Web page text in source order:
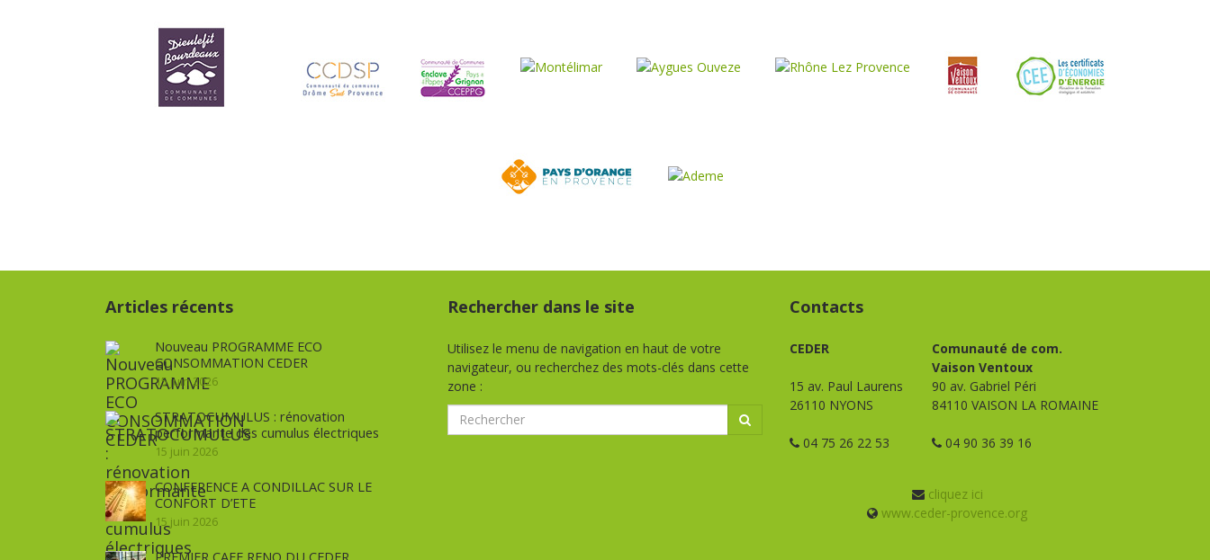
Articles récents
Nouveau PROGRAMME ECO
CONSOMMATION CEDER
15 juin 2026
STRATOCUMULUS : rénovation
performante des cumulus électriques
15 juin 2026
CONFERENCE A CONDILLAC SUR LE
CONFORT D’ETE
15 juin 2026
PREMIER CAFE RENO DU CEDER
Rechercher dans le site
Utilisez le menu de navigation en haut de votre
navigateur, ou recherchez des mots-clés dans cette
zone :
Contacts
CEDER
15 av. Paul Laurens
26110 NYONS
04 75 26 22 53
Comunauté de com.
Vaison Ventoux
90 av. Gabriel Péri
84110 VAISON LA ROMAINE
04 90 36 39 16
cliquez ici
www.ceder-provence.org